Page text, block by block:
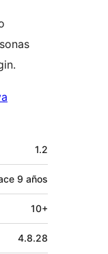
1.2
9 años
10+
4.8.28